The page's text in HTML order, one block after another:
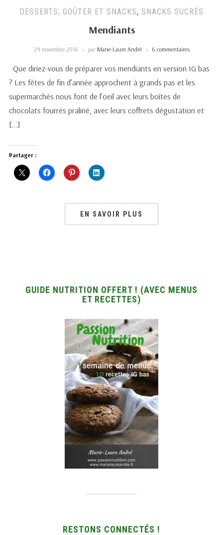
DESSERTS, GOÛTER ET SNACKS, SNACKS SUCRÉS
Mendiants
29 novembre 2016 par Marie-Laure André 6 commentaires
Que diriez-vous de préparer vos mendiants en version IG bas
? Les fêtes de fin d’année approchent à grands pas et les
supermarchés nous font de l’oeil avec leurs boîtes de
chocolats fourrés praliné, avec leurs coffrets dégustation et
[…]
Partager :
EN SAVOIR PLUS
GUIDE NUTRITION OFFERT ! (AVEC MENUS
ET RECETTES)
RESTONS CONNECTÉS !